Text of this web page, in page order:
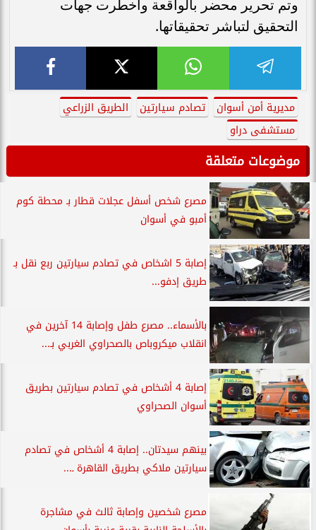
وتم تحرير محضر بالواقعة وأخطرت جهات
التحقيق لتباشر تحقيقاتها.
مديرية أمن أسوان تصادم سيارتين
الطريق الزراعي
مستشفى دراو
موضوعات متعلقة
مصرع شخص أسفل عجلات قطار بـ محطة كوم
أمبو في أسوان
إصابة 5 اشخاص في تصادم سيارتين ربع نقل بـ
طريق إدفو...
بالأسماء.. مصرع طفل وإصابة 14 آخرين في
انقلاب ميكروباص بالصحراوي الغربي بـ...
إصابة 4 أشخاص في تصادم سيارتين بطريق
أسوان الصحراوي
بينهم سيدتان.. إصابة 4 أشخاص في تصادم
سيارتين ملاكي بطريق القاهرة ـ...
مصرع شخصين وإصابة ثالث في مشاجرة